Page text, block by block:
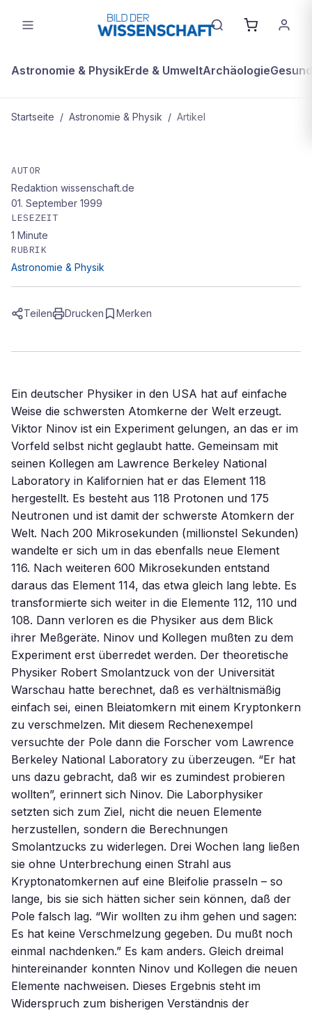
Astronomie & PhysikErde & UmweltArchäologie
Startseite / Astronomie & Physik / Artikel
Neue Elemente
AUTOR
Redaktion wissenschaft.de
01. September 1999
LESEZEIT
1 Minute
RUBRIK
Astronomie & Physik
Teilen Drucken Merken
Ein deutscher Physiker in den USA hat auf einfache
Weise die schwersten Atomkerne der Welt erzeugt.
Viktor Ninov ist ein Experiment gelungen, an das er im
Vorfeld selbst nicht geglaubt hatte. Gemeinsam mit
seinen Kollegen am Lawrence Berkeley National
Laboratory in Kalifornien hat er das Element 118
hergestellt. Es besteht aus 118 Protonen und 175
Neutronen und ist damit der schwerste Atomkern der
Welt. Nach 200 Mikrosekunden (millionstel Sekunden)
wandelte er sich um in das ebenfalls neue Element
116. Nach weiteren 600 Mikrosekunden entstand
daraus das Element 114, das etwa gleich lang lebte. Es
transformierte sich weiter in die Elemente 112, 110 und
108. Dann verloren es die Physiker aus dem Blick
ihrer Meßgeräte. Ninov und Kollegen mußten zu dem
Experiment erst überredet werden. Der theoretische
Physiker Robert Smolantzuck von der Universität
Warschau hatte berechnet, daß es verhältnismäßig
einfach sei, einen Bleiatomkern mit einem Kryptonkern
zu verschmelzen. Mit diesem Rechenexempel
versuchte der Pole dann die Forscher vom Lawrence
Berkeley National Laboratory zu überzeugen. “Er hat
uns dazu gebracht, daß wir es zumindest probieren
wollten”, erinnert sich Ninov. Die Laborphysiker
setzten sich zum Ziel, nicht die neuen Elemente
herzustellen, sondern die Berechnungen
Smolantzucks zu widerlegen. Drei Wochen lang ließen
sie ohne Unterbrechung einen Strahl aus
Kryptonatomkernen auf eine Bleifolie prasseln – so
lange, bis sie sich hätten sicher sein können, daß der
Pole falsch lag. “Wir wollten zu ihm gehen und sagen:
Es hat keine Verschmelzung gegeben. Du mußt noch
einmal nachdenken.” Es kam anders. Gleich dreimal
hintereinander konnten Ninov und Kollegen die neuen
Elemente nachweisen. Dieses Ergebnis steht im
Widerspruch zum bisherigen Verständnis der